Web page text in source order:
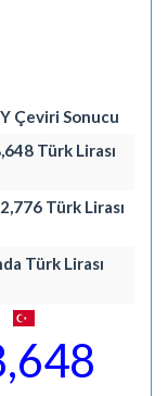
Çeviri Sonucu
Türk Lirası
Türk Lirası
Türk Lirası